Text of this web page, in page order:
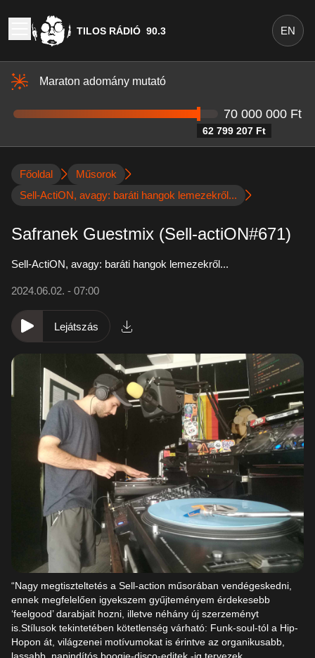
TILOS RÁDIÓ 90.3 EN
Maraton adomány mutató
62 799 207 Ft
70 000 000 Ft
Főoldal
Műsorok
Sell-ActiON, avagy: baráti hangok lemezekről...
Safranek Guestmix (Sell-actiON#671)
Sell-ActiON, avagy: baráti hangok lemezekről...
2024.06.02. - 07:00
Lejátszás
“Nagy megtiszteltetés a Sell-action műsorában vendégeskedni,
ennek megfelelően igyekszem gyűjteményem érdekesebb
‘feelgood’ darabjait hozni, illetve néhány új szerzeményt
is.Stílusok tekintetében kötetlenség várható: Funk-soul-tól a Hip-
Hopon át, világzenei motívumokat is érintve az organikusabb,